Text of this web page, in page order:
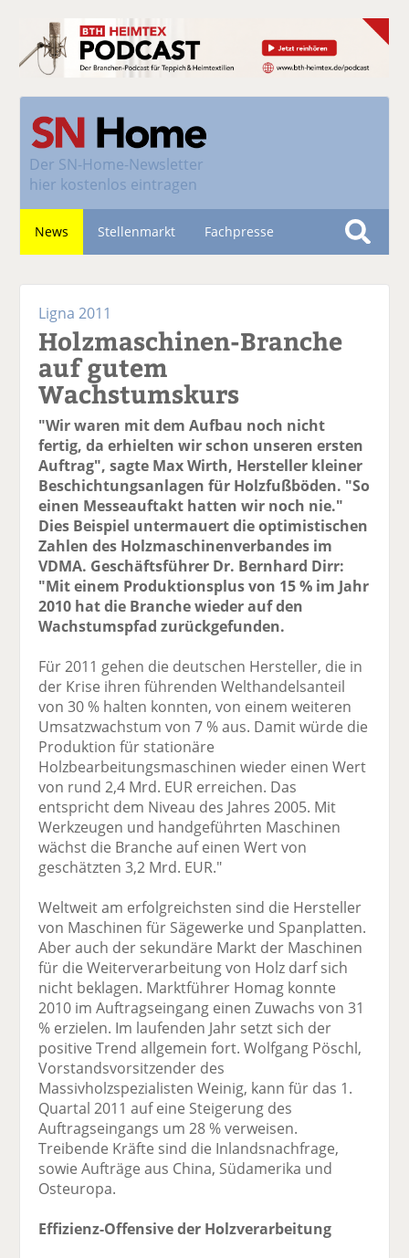
Der SN-Home-Newsletter
hier kostenlos eintragen
News Stellenmarkt Fachpresse
S
e
Ligna 2011
Holzmaschinen-Branche
auf gutem
Wachstumskurs
"Wir waren mit dem Aufbau noch nicht
fertig, da erhielten wir schon unseren ersten
Auftrag", sagte Max Wirth, Hersteller kleiner
Beschichtungsanlagen für Holzfußböden. "So
einen Messeauftakt hatten wir noch nie."
Dies Beispiel untermauert die optimistischen
Zahlen des Holzmaschinenverbandes im
VDMA. Geschäftsführer Dr. Bernhard Dirr:
"Mit einem Produktionsplus von 15 % im Jahr
2010 hat die Branche wieder auf den
Wachstumspfad zurückgefunden.
Für 2011 gehen die deutschen Hersteller, die in
der Krise ihren führenden Welthandelsanteil
von 30 % halten konnten, von einem weiteren
Umsatzwachstum von 7 % aus. Damit würde die
Produktion für stationäre
Holzbearbeitungsmaschinen wieder einen Wert
von rund 2,4 Mrd. EUR erreichen. Das
entspricht dem Niveau des Jahres 2005. Mit
Werkzeugen und handgeführten Maschinen
wächst die Branche auf einen Wert von
geschätzten 3,2 Mrd. EUR."
Weltweit am erfolgreichsten sind die Hersteller
von Maschinen für Sägewerke und Spanplatten.
Aber auch der sekundäre Markt der Maschinen
für die Weiterverarbeitung von Holz darf sich
nicht beklagen. Marktführer Homag konnte
2010 im Auftragseingang einen Zuwachs von 31
% erzielen. Im laufenden Jahr setzt sich der
positive Trend allgemein fort. Wolfgang Pöschl,
Vorstandsvorsitzender des
Massivholzspezialisten Weinig, kann für das 1.
Quartal 2011 auf eine Steigerung des
Auftragseingangs um 28 % verweisen.
Treibende Kräfte sind die Inlandsnachfrage,
sowie Aufträge aus China, Südamerika und
Osteuropa.
Effizienz-Offensive der Holzverarbeitung